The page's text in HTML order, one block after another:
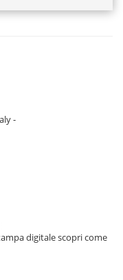
-
digitale scopri come